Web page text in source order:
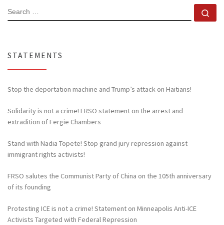
SEARCH
STATEMENTS
Stop the deportation machine and Trump’s attack on Haitians!
Solidarity is not a crime! FRSO statement on the arrest and
extradition of Fergie Chambers
Stand with Nadia Topete! Stop grand jury repression against
immigrant rights activists!
FRSO salutes the Communist Party of China on the 105th anniversary
of its founding
Protesting ICE is not a crime! Statement on Minneapolis Anti-ICE
Activists Targeted with Federal Repression